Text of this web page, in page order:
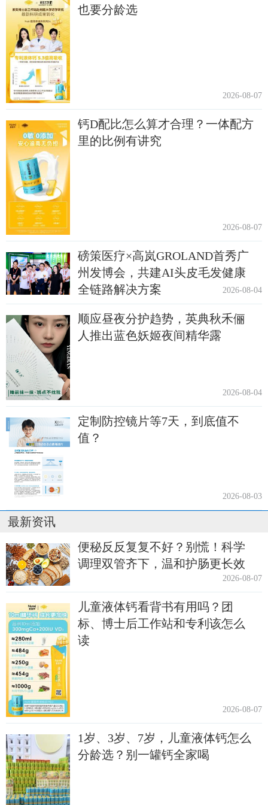
也要分龄选
2026-08-07
钙D配比怎么算才合理？一体配方
里的比例有讲究
2026-08-07
磅策医疗×高岚GROLAND首秀广
州发博会，共建AI头皮毛发健康
全链路解决方案
2026-08-04
顺应昼夜分护趋势，英典秋禾俪
人推出蓝色妖姬夜间精华露
2026-08-04
定制防控镜片等7天，到底值不
值？
2026-08-03
最新资讯
便秘反反复复不好？别慌！科学
调理双管齐下，温和护肠更长效
2026-08-07
儿童液体钙看背书有用吗？团
标、博士后工作站和专利该怎么
读
2026-08-07
1岁、3岁、7岁，儿童液体钙怎么
分龄选？别一罐钙全家喝